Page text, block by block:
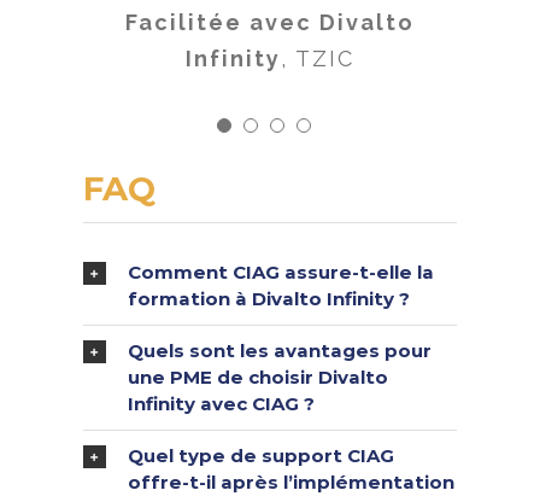
Facilitée avec Divalto
Infinity, TZIC
FAQ
Comment CIAG assure-t-elle la
formation à Divalto Infinity ?
Quels sont les avantages pour
une PME de choisir Divalto
Infinity avec CIAG ?
Quel type de support CIAG
offre-t-il après l’implémentation